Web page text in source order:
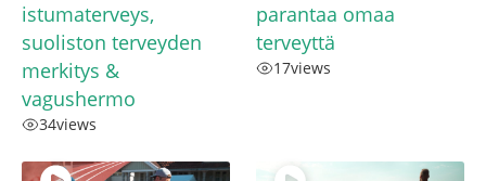
istumaterveys,
suoliston terveyden
merkitys &
vagushermo
34views
parantaa omaa
terveyttä
17views